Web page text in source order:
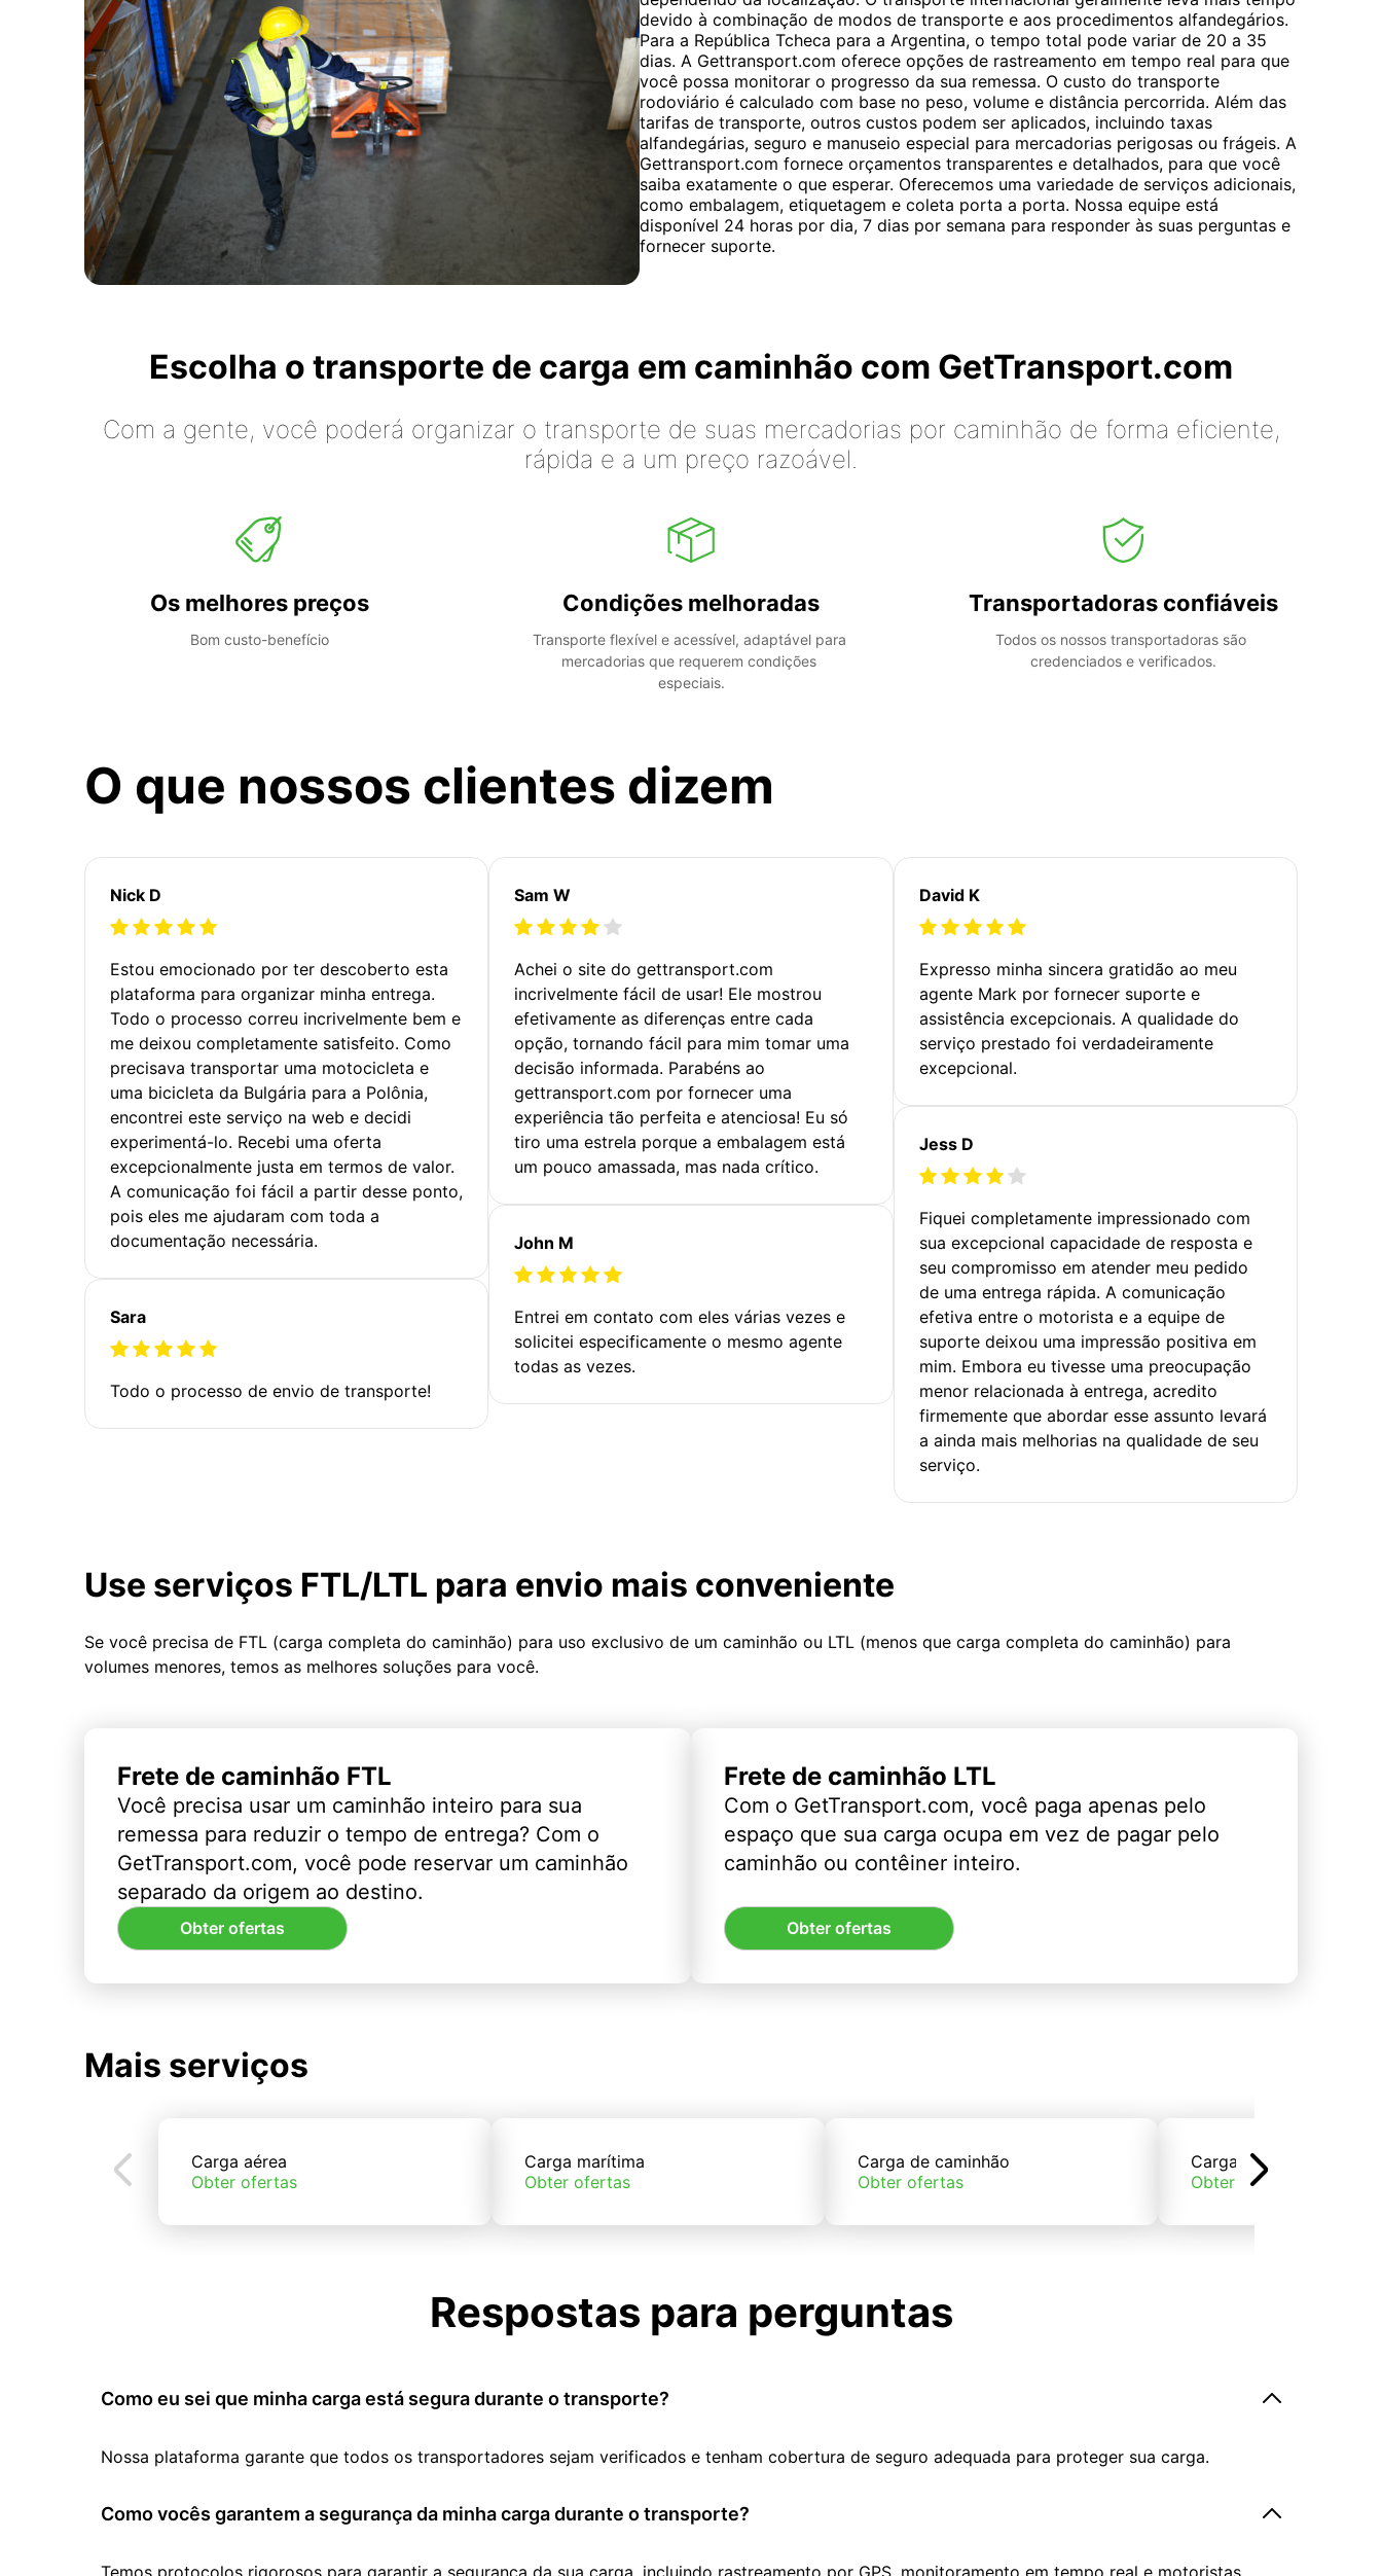
devido à combinação de modos de transporte e aos procedimentos alfandegários.
Para a República Tcheca para a Argentina, o tempo total pode variar de 20 a 35
dias. A Gettransport.com oferece opções de rastreamento em tempo real para que
você possa monitorar o progresso da sua remessa. O custo do transporte
rodoviário é calculado com base no peso, volume e distância percorrida. Além das
tarifas de transporte, outros custos podem ser aplicados, incluindo taxas
alfandegárias, seguro e manuseio especial para mercadorias perigosas ou frágeis. A
Gettransport.com fornece orçamentos transparentes e detalhados, para que você
saiba exatamente o que esperar. Oferecemos uma variedade de serviços adicionais,
como embalagem, etiquetagem e coleta porta a porta. Nossa equipe está
disponível 24 horas por dia, 7 dias por semana para responder às suas perguntas e
fornecer suporte.
Escolha o transporte de carga em caminhão com GetTransport.com
Com a gente, você poderá organizar o transporte de suas mercadorias por caminhão de forma eficiente,
rápida e a um preço razoável.
Os melhores preços
Bom custo-benefício
Condições melhoradas
Transporte flexível e acessível, adaptável para
mercadorias que requerem condições
especiais.
Transportadoras confiáveis
Todos os nossos transportadoras são
credenciados e verificados.
O que nossos clientes dizem
Nick D
Estou emocionado por ter descoberto esta
plataforma para organizar minha entrega.
Todo o processo correu incrivelmente bem e
me deixou completamente satisfeito. Como
precisava transportar uma motocicleta e
uma bicicleta da Bulgária para a Polônia,
encontrei este serviço na web e decidi
experimentá-lo. Recebi uma oferta
excepcionalmente justa em termos de valor.
A comunicação foi fácil a partir desse ponto,
pois eles me ajudaram com toda a
documentação necessária.
Sara
Todo o processo de envio de transporte!
Sam W
Achei o site do gettransport.com
incrivelmente fácil de usar! Ele mostrou
efetivamente as diferenças entre cada
opção, tornando fácil para mim tomar uma
decisão informada. Parabéns ao
gettransport.com por fornecer uma
experiência tão perfeita e atenciosa! Eu só
tiro uma estrela porque a embalagem está
um pouco amassada, mas nada crítico.
John M
Entrei em contato com eles várias vezes e
solicitei especificamente o mesmo agente
todas as vezes.
David K
Expresso minha sincera gratidão ao meu
agente Mark por fornecer suporte e
assistência excepcionais. A qualidade do
serviço prestado foi verdadeiramente
excepcional.
Jess D
Fiquei completamente impressionado com
sua excepcional capacidade de resposta e
seu compromisso em atender meu pedido
de uma entrega rápida. A comunicação
efetiva entre o motorista e a equipe de
suporte deixou uma impressão positiva em
mim. Embora eu tivesse uma preocupação
menor relacionada à entrega, acredito
firmemente que abordar esse assunto levará
a ainda mais melhorias na qualidade de seu
serviço.
Use serviços FTL/LTL para envio mais conveniente
Se você precisa de FTL (carga completa do caminhão) para uso exclusivo de um caminhão ou LTL (menos que carga completa do caminhão) para
volumes menores, temos as melhores soluções para você.
Frete de caminhão FTL
Você precisa usar um caminhão inteiro para sua
remessa para reduzir o tempo de entrega? Com o
GetTransport.com, você pode reservar um caminhão
separado da origem ao destino.
Obter ofertas
Frete de caminhão LTL
Com o GetTransport.com, você paga apenas pelo
espaço que sua carga ocupa em vez de pagar pelo
caminhão ou contêiner inteiro.
Obter ofertas
Mais serviços
Carga aérea
Obter ofertas
Carga marítima
Obter ofertas
Carga de caminhão
Obter ofertas
Carga de trem
Obter ofertas
Respostas para perguntas
Como eu sei que minha carga está segura durante o transporte?
Nossa plataforma garante que todos os transportadores sejam verificados e tenham cobertura de seguro adequada para proteger sua carga.
Como vocês garantem a segurança da minha carga durante o transporte?